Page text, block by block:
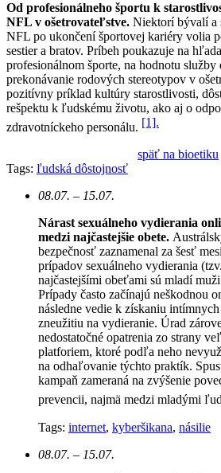
Od profesionálneho športu k
NFL v ošetrovateľstve. Niektorí bývalí a
NFL po ukončení športovej kariéry volia
sestier a bratov. Príbeh poukazuje na
profesionálnom športe, na hodnotu služby
prekonávanie rodových stereotypov v
pozitívny príklad kultúry starostlivosti,
rešpektu k ľudskému životu, ako aj o
zdravotníckeho personálu. [1].
späť na bioetiku
Tags: ľudská dôstojnosť
08.07. – 15.07.
Nárast sexuálneho vydierania
medzi najčastejšie obete.
bezpečnosť zaznamenal za šesť
prípadov sexuálneho vydierania
najčastejšími obeťami sú mladí
Prípady často začínajú neškodnou
následne vedie k získaniu
zneužitiu na vydieranie. Úrad
nedostatočné opatrenia zo strany
platforiem, ktoré podľa neho
na odhaľovanie týchto praktík.
kampaň zameraná na zvýšenie
prevencii, najmä medzi mladými
Tags: internet, kyberšikana, násilie
08.07. – 15.07.